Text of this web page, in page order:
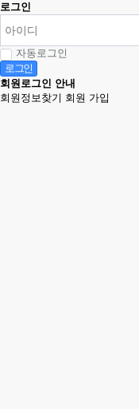
로그인
자동로그인
로그인
회원로그인 안내
회원정보찾기 회원 가입